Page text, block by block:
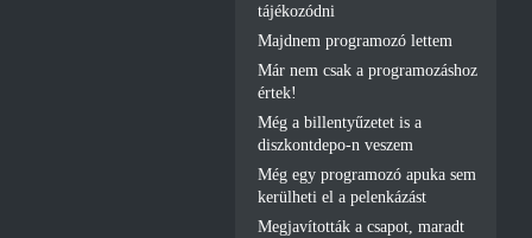
tájékozódni
Majdnem programozó lettem
Már nem csak a programozáshoz
értek!
Még a billentyűzetet is a
diszkontdepo-n veszem
Még egy programozó apuka sem
kerülheti el a pelenkázást
Megjavították a csapot, maradt